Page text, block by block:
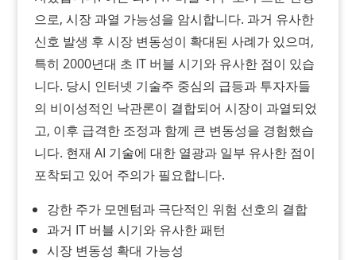
으로, 시장 과열 가능성을 암시합니다. 과거 유사한
신호 발생 후 시장 변동성이 확대된 사례가 있으며,
특히 2000년대 초 IT 버블 시기와 유사한 점이 있습
니다. 당시 인터넷 기술주 중심의 급등과 투자자들
의 비이성적인 낙관론이 결합되어 시장이 과열되었
고, 이후 급격한 조정과 함께 큰 변동성을 경험했습
니다. 현재 AI 기술에 대한 열광과 일부 유사한 점이
포착되고 있어 주의가 필요합니다.
강한 주가 모멘텀과 극단적인 위험 선호의 결합
과거 IT 버블 시기와 유사한 패턴
시장 변동성 확대 가능성